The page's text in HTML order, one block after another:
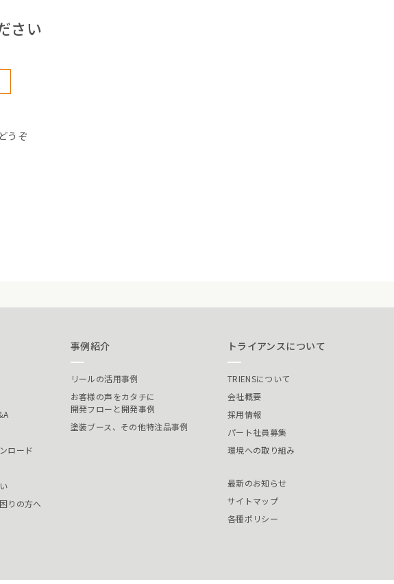
さい
うぞ
ロード
りの方へ
事例紹介
リールの活用事例
お客様の声をカタチに
開発フローと開発事例
塗装ブース、その他特注品事例
トライアンスについて
TRIENSについて
会社概要
採用情報
パート社員募集
環境への取り組み
最新のお知らせ
サイトマップ
各種ポリシー